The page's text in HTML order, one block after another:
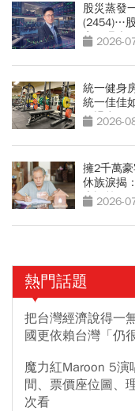
股災蒸發
(2454)…
宜價曝光
2026-
統一健身
統一佳佳
何退出
2026-
擁2千萬
休族淚揭
大誤算
2026-
熱門話題
把台灣經濟說得一
國更依賴台灣「仍
魔力紅Maroon 5
間、票價座位圖、
次看